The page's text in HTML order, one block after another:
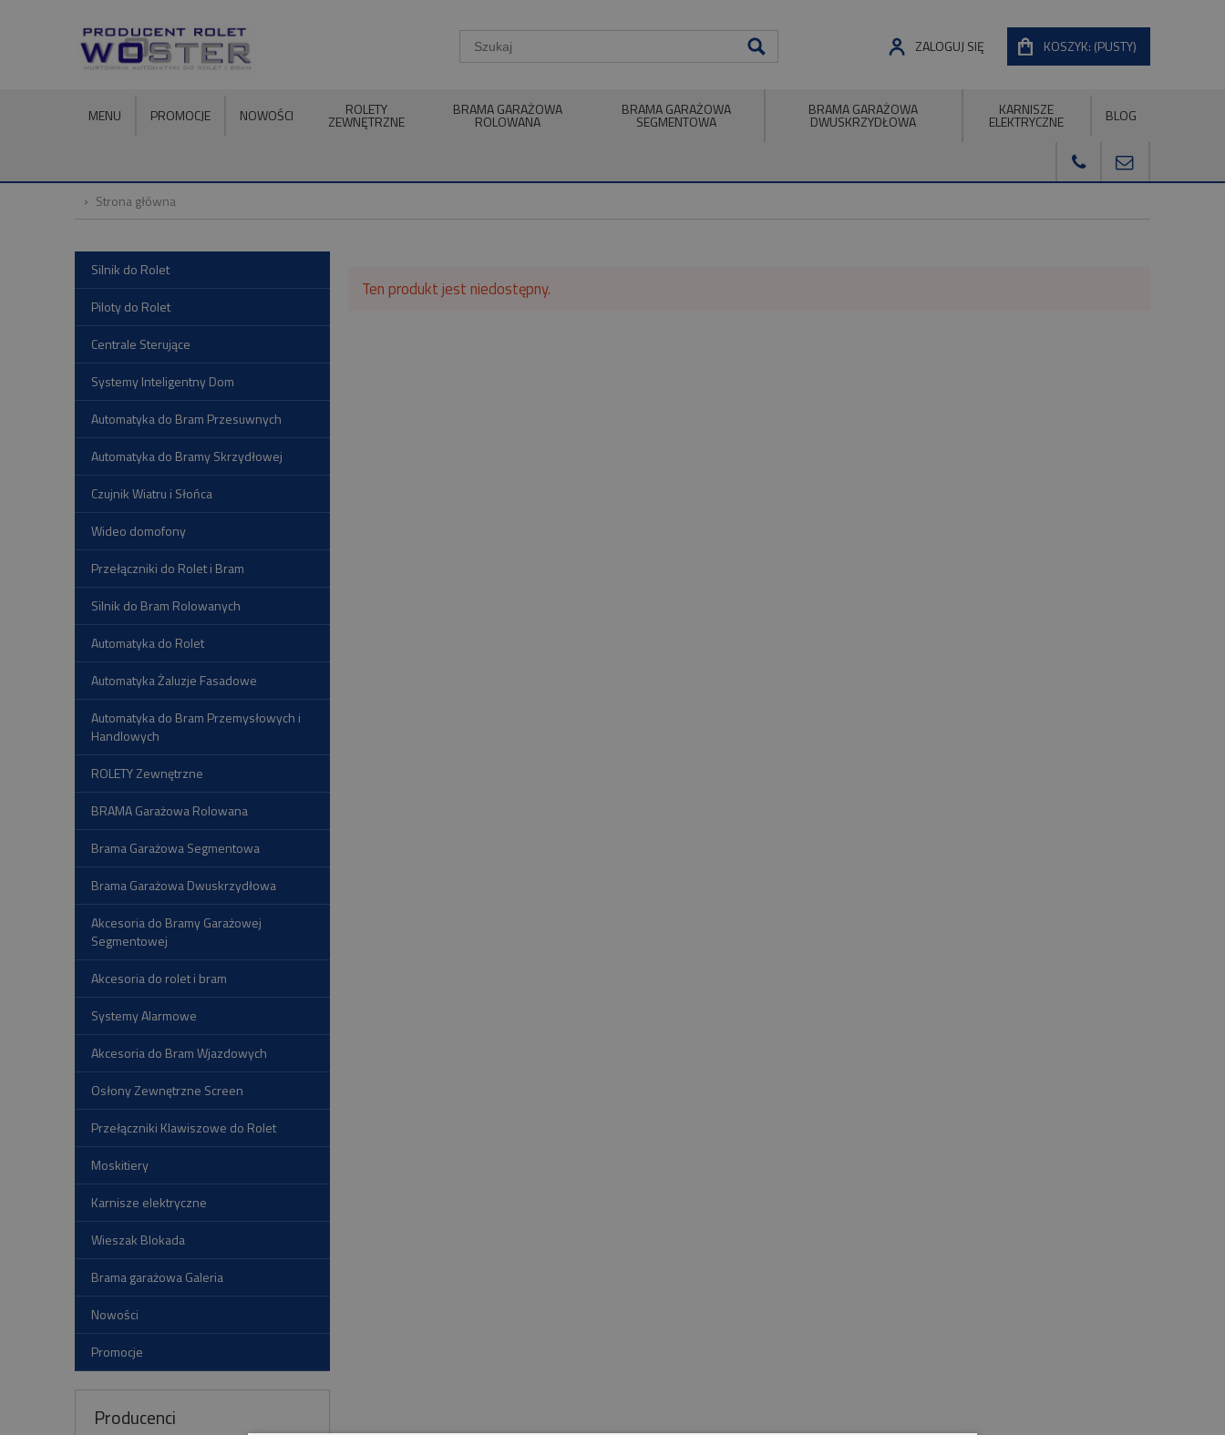
KOSZYK: (PUSTY)
ZALOGUJ SIĘ
MENU PROMOCJE NOWOŚCI ROLETY
ZEWNĘTRZNE
BRAMA GARAŻOWA
ROLOWANA
BRAMA GARAŻOWA
SEGMENTOWA
BRAMA GARAŻOWA
DWUSKRZYDŁOWA
KARNISZE
ELEKTRYCZNE BLOG
Strona główna
Silnik do Rolet
Piloty do Rolet
Centrale Sterujące
Systemy Inteligentny Dom
Automatyka do Bram Przesuwnych
Automatyka do Bramy Skrzydłowej
Czujnik Wiatru i Słońca
Wideo domofony
Przełączniki do Rolet i Bram
Silnik do Bram Rolowanych
Automatyka do Rolet
Automatyka Żaluzje Fasadowe
Automatyka do Bram Przemysłowych i
Handlowych
ROLETY Zewnętrzne
BRAMA Garażowa Rolowana
Brama Garażowa Segmentowa
Brama Garażowa Dwuskrzydłowa
Akcesoria do Bramy Garażowej
Segmentowej
Akcesoria do rolet i bram
Systemy Alarmowe
Akcesoria do Bram Wjazdowych
Osłony Zewnętrzne Screen
Przełączniki Klawiszowe do Rolet
Moskitiery
Karnisze elektryczne
Wieszak Blokada
Brama garażowa Galeria
Nowości
Promocje
Producenci
Ten produkt jest niedostępny.